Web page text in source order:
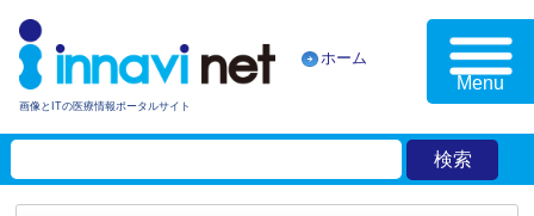
画像とITの医療情報ポータルサイト
ホーム
Menu